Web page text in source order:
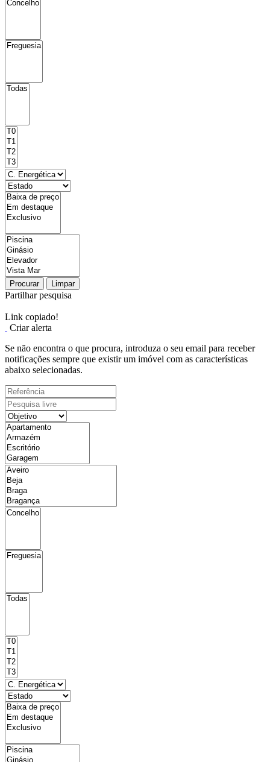
Procurar Limpar
Partilhar pesquisa
Link copiado!
Criar alerta
Se não encontra o que procura, introduza o seu email para receber
notificações sempre que existir um imóvel com as características
abaixo selecionadas.